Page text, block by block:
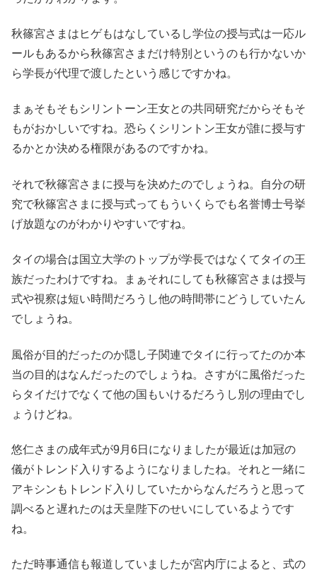
秋篠宮さまはヒゲもはなしているし学位の授与式は一応ル
ールもあるから秋篠宮さまだけ特別というのも行かないか
ら学長が代理で渡したという感じですかね。
まぁそもそもシリントーン王女との共同研究だからそもそ
もがおかしいですね。恐らくシリントン王女が誰に授与す
るかとか決める権限があるのですかね。
それで秋篠宮さまに授与を決めたのでしょうね。自分の研
究で秋篠宮さまに授与式ってもういくらでも名誉博士号挙
げ放題なのがわかりやすいですね。
タイの場合は国立大学のトップが学長ではなくてタイの王
族だったわけですね。まぁそれにしても秋篠宮さまは授与
式や視察は短い時間だろうし他の時間帯にどうしていたん
でしょうね。
風俗が目的だったのか隠し子関連でタイに行ってたのか本
当の目的はなんだったのでしょうね。さすがに風俗だった
らタイだけでなくて他の国もいけるだろうし別の理由でし
ょうけどね。
悠仁さまの成年式が9月6日になりましたが最近は加冠の
儀がトレンド入りするようになりましたね。それと一緒に
アキシンもトレンド入りしていたからなんだろうと思って
調べると遅れたのは天皇陛下のせいにしているようです
ね。
ただ時事通信も報道していましたが宮内庁によると、式の